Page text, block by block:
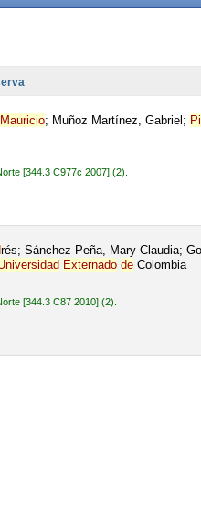
Mauricio; Muñoz Martínez, Gabriel;
[344.3 C977c 2007] (2).
rés; Sánchez Peña, Mary Claudia;
Externado deColombia
[344.3 C87 2010] (2).